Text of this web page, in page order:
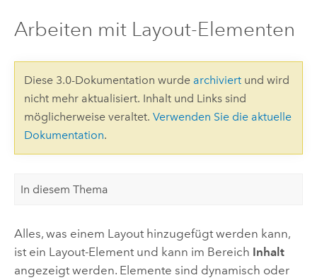
Arbeiten mit Layout-Elementen
Diese 3.0-Dokumentation wurde archiviertund wird
nicht mehr aktualisiert. Inhalt und Links sind
möglicherweise veraltet. Verwenden Sie die aktuelle
Dokumentation.
In diesem Thema
Alles, was einem Layout hinzugefügt werden kann,
ist ein Layout-Element und kann im Bereich Inhalt
angezeigt werden. Elemente sind dynamisch oder